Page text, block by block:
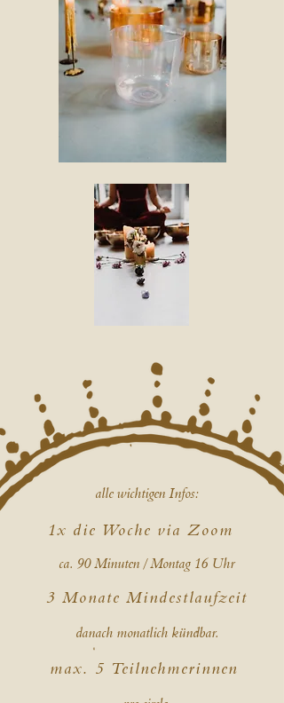
alle wichtigen Infos:
1x die Woche via Zoom
ca. 90 Minuten / Montag 16 Uhr
3 Monate Mindestlaufzeit
danach monatlich kündbar.
max. 5 Teilnehmerinnen